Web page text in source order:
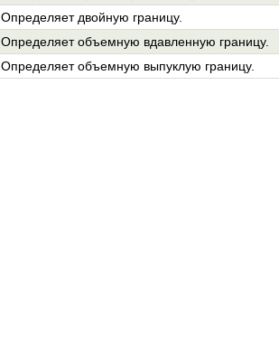
Определяет двойную границу.
Определяет объемную вдавленную границу.
Определяет объемную выпуклую границу.